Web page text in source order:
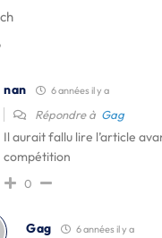
nan 6 années il y a
Répondre à Gag
Il aurait fallu lire l’article
compétition
0
Gag 6 années il y a